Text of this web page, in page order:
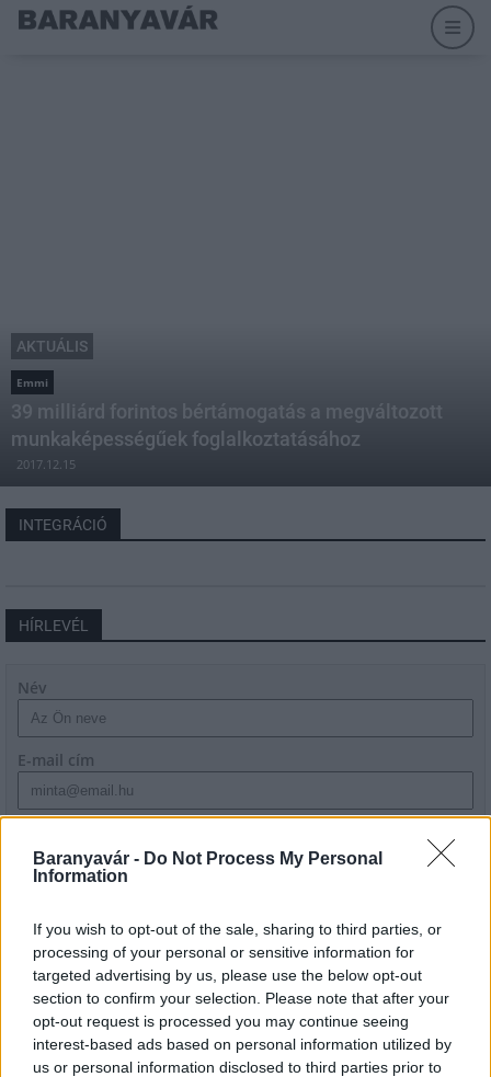
Baranyavár - Do Not Process My Personal
Information
If you wish to opt-out of the sale, sharing to third parties, or
processing of your personal or sensitive information for
targeted advertising by us, please use the below opt-out
section to confirm your selection. Please note that after your
opt-out request is processed you may continue seeing
interest-based ads based on personal information utilized by
us or personal information disclosed to third parties prior to
AKTUÁLIS
Emmi
39 milliárd forintos bértámogatás a megváltozott
munkaképességűek foglalkoztatásához
2017.12.15
INTEGRÁCIÓ
HÍRLEVÉL
Név
E-mail cím
szabályzatot!
HÍRDETÉS
LEGFRISSEBB